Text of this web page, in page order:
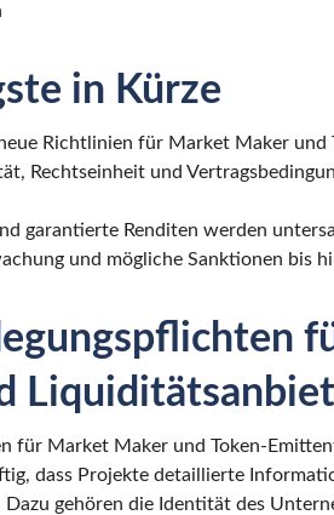
in Kürze
Richtlinien für Market Maker und
Rechtseinheit und
garantierte Renditen werden
und mögliche Sanktionen bis
für Market Maker und Token-
dass Projekte detaillierte
gehören die Identität des